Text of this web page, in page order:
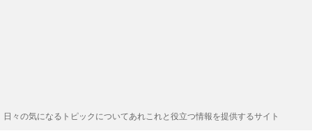
日々の気になるトピックについてあれこれと役立つ情報を提供するサイト